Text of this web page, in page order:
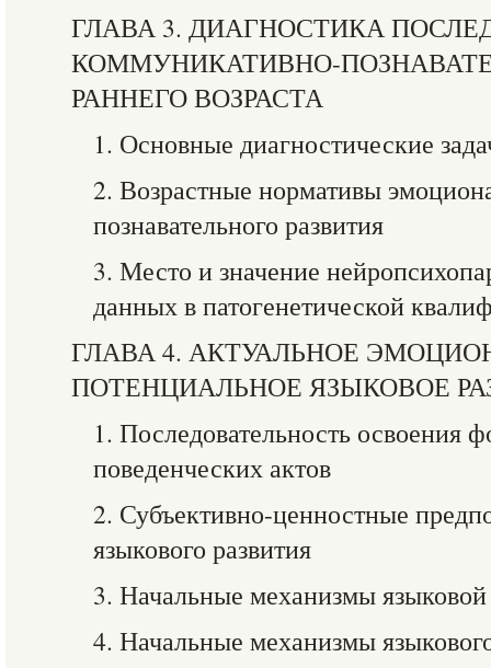
ГЛАВА 3. ДИАГНОСТИКА
КОММУНИКАТИВНО-
РАННЕГО ВОЗРАСТА
1. Основные диагностические
2. Возрастные нормативы
познавательного развития
3. Место и значение
данных в патогенетической
ГЛАВА 4. АКТУАЛЬНОЕ
ПОТЕНЦИАЛЬНОЕ ЯЗЫКОВОЕ
1. Последовательность освоения
поведенческих актов
2. Субъективно-ценностные
языкового развития
3. Начальные механизмы
4. Начальные механизмы